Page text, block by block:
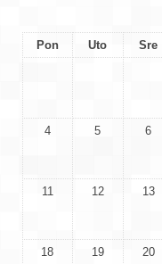
Pon Uto Sre
4 5 6
11 12 13
18 19 20